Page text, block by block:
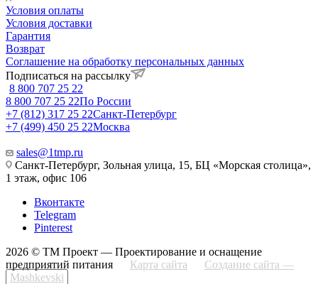
Условия оплаты
Условия доставки
Гарантия
Возврат
Соглашение на обработку персональных данных
Подписаться на рассылку
8 800 707 25 22
8 800 707 25 22По России
+7 (812) 317 25 22Санкт-Петербург
+7 (499) 450 25 22Москва
sales@1tmp.ru
Санкт-Петербург, Зольная улица, 15, БЦ «Морская столица»,
1 этаж, офис 106
Вконтакте
Telegram
Pinterest
2026 © ТМ Проект — Проектирование и оснащение
предприятий питания
Карта сайта
Создание сайта —
Mashkevski